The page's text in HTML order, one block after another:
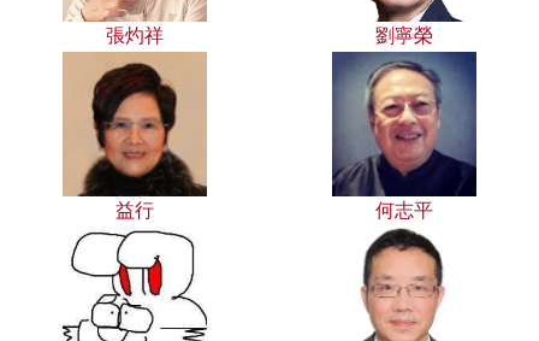
張灼祥 劉寧榮
益行 何志平